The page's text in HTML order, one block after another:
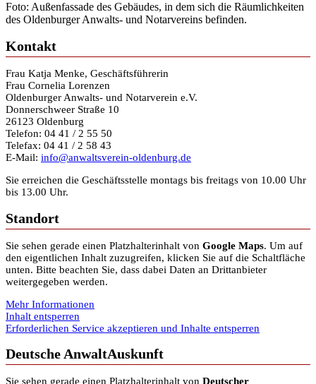
Foto: Außenfassade des Gebäudes, in dem sich die Räumlichkeiten
des Oldenburger Anwalts- und Notarvereins befinden.
Kontakt
Frau Katja Menke, Geschäftsführerin
Frau Cornelia Lorenzen
Oldenburger Anwalts- und Notarverein e.V.
Donnerschweer Straße 10
26123 Oldenburg
Telefon: 04 41 / 2 55 50
Telefax: 04 41 / 2 58 43
E-Mail: info@anwaltsverein-oldenburg.de
Sie erreichen die Geschäftsstelle montags bis freitags von 10.00 Uhr
bis 13.00 Uhr.
Standort
Sie sehen gerade einen Platzhalterinhalt von Google Maps. Um auf
den eigentlichen Inhalt zuzugreifen, klicken Sie auf die Schaltfläche
unten. Bitte beachten Sie, dass dabei Daten an Drittanbieter
weitergegeben werden.
Mehr Informationen
Inhalt entsperren
Erforderlichen Service akzeptieren und Inhalte entsperren
Deutsche AnwaltAuskunft
Sie sehen gerade einen Platzhalterinhalt von Deutscher